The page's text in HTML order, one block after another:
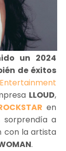
un 2024
de éxitos
LLOUD,
en
sorprendía a
con la artista
.